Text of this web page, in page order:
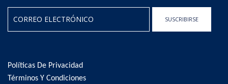
Our
Newsletter:
SUSCRIBIRSE
Políticas De Privacidad
Términos Y Condiciones